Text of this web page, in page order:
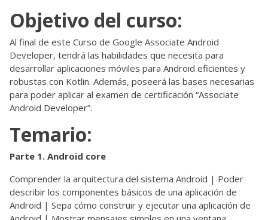
Objetivo del curso:
Al final de este Curso de Google Associate Android
Developer, tendrá las habilidades que necesita para
desarrollar aplicaciones móviles para Android eficientes y
robustas con Kotlin. Además, poseerá las bases necesarias
para poder aplicar al examen de certificación “Associate
Android Developer”.
Temario:
Parte 1. Android core
Comprender la arquitectura del sistema Android | Poder
describir los componentes básicos de una aplicación de
Android | Sepa cómo construir y ejecutar una aplicación de